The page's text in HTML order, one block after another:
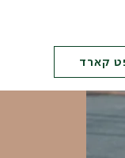
קארד